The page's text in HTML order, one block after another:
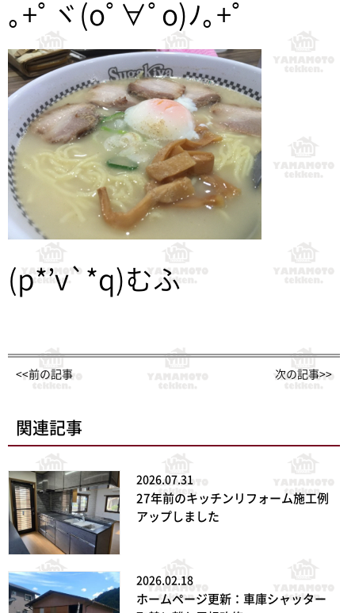
｡+ﾟヾ(oﾟ∀ﾟo)ﾉ｡+ﾟ
(p*’v`*q)むふ
<<前の記事 次の記事>>
関連記事
2026.07.31
27年前のキッチンリフォーム施工例
アップしました
2026.02.18
ホームページ更新：車庫シャッター